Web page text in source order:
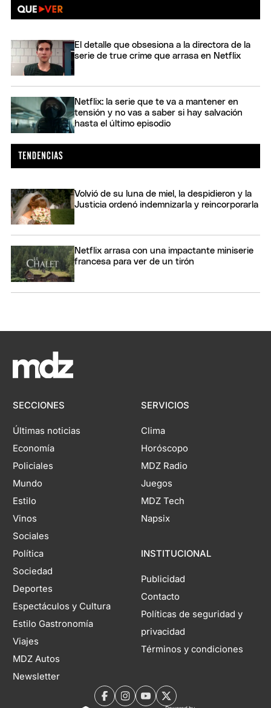
El detalle que obsesiona a la directora de la
serie de true crime que arrasa en Netflix
Netflix: la serie que te va a mantener en
tensión y no vas a saber si hay salvación
hasta el último episodio
Volvió de su luna de miel, la despidieron y la
Justicia ordenó indemnizarla y reincorporarla
Netflix arrasa con una impactante miniserie
francesa para ver de un tirón
SECCIONES
Últimas noticias
Economía
Policiales
Mundo
Estilo
Vinos
Sociales
Política
Sociedad
Deportes
Espectáculos y Cultura
Estilo Gastronomía
Viajes
MDZ Autos
Newsletter
SERVICIOS
Clima
Horóscopo
MDZ Radio
Juegos
MDZ Tech
Napsix
INSTITUCIONAL
Publicidad
Contacto
Políticas de seguridad y
privacidad
Términos y condiciones